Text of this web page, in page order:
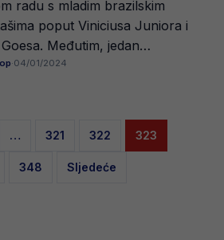
radu s mladim brazilskim
poput Viniciusa Juniora i
Međutim, jedan…
·04/01/2024
… 321 322 323
348 Sljedeće